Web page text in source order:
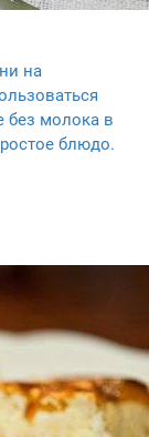
на
без молока в
блюдо.